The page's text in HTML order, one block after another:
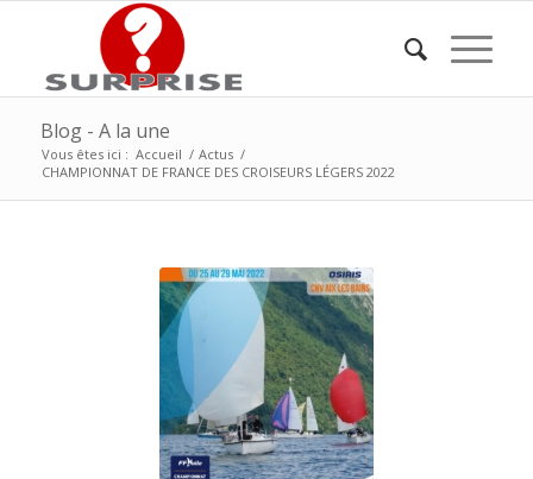
Blog - A la une
Vous êtes ici : Accueil / Actus /
CHAMPIONNAT DE FRANCE DES CROISEURS LÉGERS 2022